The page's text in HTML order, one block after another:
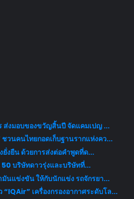
ส่งมอบของขวัญสิ้นปี จัดแคมเปญ ...
ชวนคนไทยกอดเก็บฐานรากแห่งคว...
ยั่งยืน ด้วยการส่งต่อคำพูดที่ด...
บริษัทดาวรุ่งและบริษัทที่...
นแข่งขัน ให้กับนักแข่ง รถจักรยา...
เครื่องกรองอากาศระดับโล...